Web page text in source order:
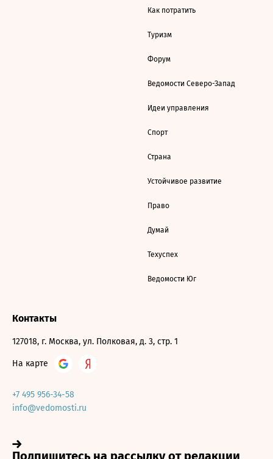
Как потратить
Туризм
Форум
Ведомости Северо-Запад
Идеи управления
Спорт
Страна
Устойчивое развитие
Право
Думай
Техуспех
Ведомости Юг
Контакты
127018, г. Москва, ул. Полковая, д. 3, стр. 1
На карте
+7 495 956-34-58
info@vedomosti.ru